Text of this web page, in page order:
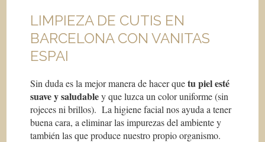
LIMPIEZA DE CUTIS EN
BARCELONA CON VANITAS
ESPAI
Sin duda es la mejor manera de hacer quetu piel esté
suave y saludabley que luzca un color uniforme (sin
rojeces ni brillos). La higiene facial nos ayuda a tener
buena cara, a eliminar las impurezas del ambiente y
también las que produce nuestro propio organismo.